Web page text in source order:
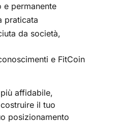
permanente
praticata
da società,
e FitCoin
affidabile,
il tuo
posizionamento